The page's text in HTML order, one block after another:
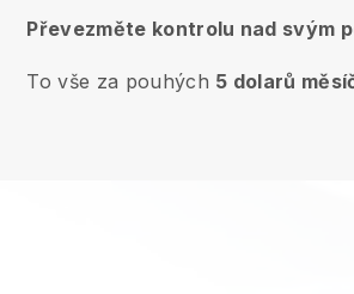
Převezměte kontrolu nad svým
To vše za pouhých 5 dolarů